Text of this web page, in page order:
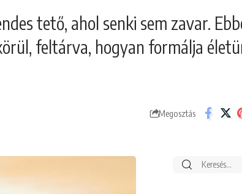
tető, ahol senki sem zavar.
feltárva, hogyan formálja
Megosztás
Search